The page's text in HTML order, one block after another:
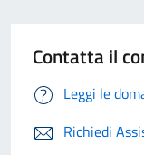
Contatta il
Leggi le
Richiedi